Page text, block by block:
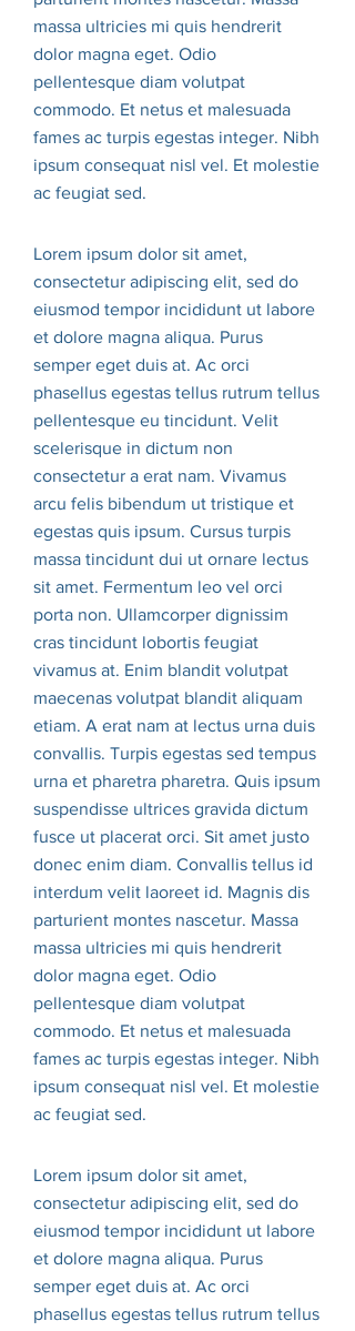
massa ultricies mi quis hendrerit
dolor magna eget. Odio
pellentesque diam volutpat
commodo. Et netus et malesuada
fames ac turpis egestas integer. Nibh
ipsum consequat nisl vel. Et molestie
ac feugiat sed.
Lorem ipsum dolor sit amet,
consectetur adipiscing elit, sed do
eiusmod tempor incididunt ut labore
et dolore magna aliqua. Purus
semper eget duis at. Ac orci
phasellus egestas tellus rutrum tellus
pellentesque eu tincidunt. Velit
scelerisque in dictum non
consectetur a erat nam. Vivamus
arcu felis bibendum ut tristique et
egestas quis ipsum. Cursus turpis
massa tincidunt dui ut ornare lectus
sit amet. Fermentum leo vel orci
porta non. Ullamcorper dignissim
cras tincidunt lobortis feugiat
vivamus at. Enim blandit volutpat
maecenas volutpat blandit aliquam
etiam. A erat nam at lectus urna duis
convallis. Turpis egestas sed tempus
urna et pharetra pharetra. Quis ipsum
suspendisse ultrices gravida dictum
fusce ut placerat orci. Sit amet justo
donec enim diam. Convallis tellus id
interdum velit laoreet id. Magnis dis
parturient montes nascetur. Massa
massa ultricies mi quis hendrerit
dolor magna eget. Odio
pellentesque diam volutpat
commodo. Et netus et malesuada
fames ac turpis egestas integer. Nibh
ipsum consequat nisl vel. Et molestie
ac feugiat sed.
Lorem ipsum dolor sit amet,
consectetur adipiscing elit, sed do
eiusmod tempor incididunt ut labore
et dolore magna aliqua. Purus
semper eget duis at. Ac orci
phasellus egestas tellus rutrum tellus